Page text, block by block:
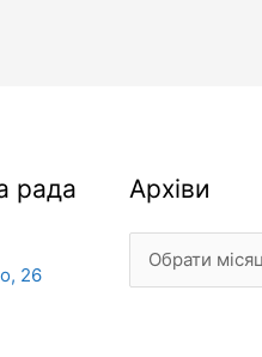
рада
26
Архіви
Архіви